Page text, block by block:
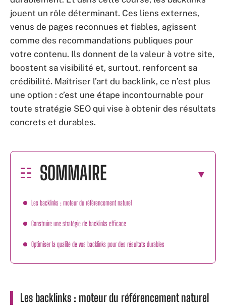
jouent un rôle déterminant. Ces liens externes,
venus de pages reconnues et fiables, agissent
comme des recommandations publiques pour
votre contenu. Ils donnent de la valeur à votre site,
boostent sa visibilité et, surtout, renforcent sa
crédibilité. Maîtriser l’art du backlink, ce n’est plus
une option : c’est une étape incontournable pour
toute stratégie SEO qui vise à obtenir des résultats
concrets et durables.
SOMMAIRE
Les backlinks : moteur du référencement naturel
Construire une stratégie de backlinks efficace
Optimiser la qualité de vos backlinks pour des résultats durables
Les backlinks : moteur du référencement naturel